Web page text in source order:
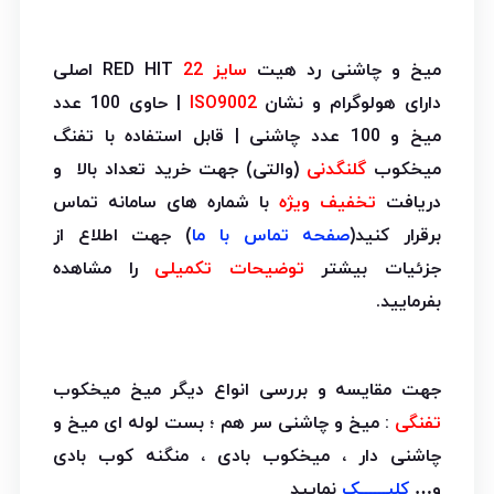
میخ و چاشنی رد هیت سایز 22
RED HIT اصلی
دارای هولوگرام و نشانISO9002
| حاوی 100 عدد
میخ و 100 عدد چاشنی | قابل استفاده با تفنگ
میخکوبگلنگدنی (والتی) جهت خرید تعداد بالا و
دریافت تخفیف ویژهبا شماره های سامانه تماس
برقرار کنید(صفحه تماس با ما) جهت اطلاع از
جزئیات بیشتر توضیحات تکمیلی را مشاهده
بفرمایید.
جهت مقایسه و بررسی انواع دیگر میخ میخکوب
تفنگی : میخ و چاشنی سر هم ؛ بست لوله ای میخ و
چاشنی دار ، میخکوب بادی ، منگنه کوب بادی